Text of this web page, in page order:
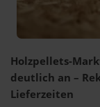
Holzpellets-
deutlich an –
Lieferzeiten